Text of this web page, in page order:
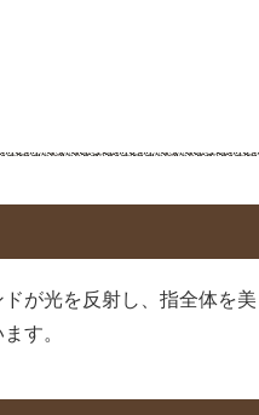
が光を反射し、指全体を美
す。